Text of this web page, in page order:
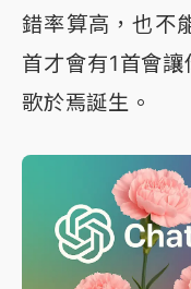
錯率算高，也不
首才會有1首會讓
歌於焉誕生。